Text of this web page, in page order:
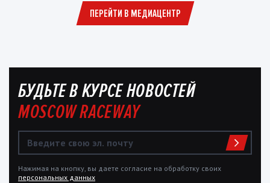
ПЕРЕЙТИ В МЕДИАЦЕНТР
БУДЬТЕ В КУРСЕ НОВОСТЕЙ
MOSCOW RACEWAY
Нажимая на кнопку, вы даете согласие на обработку своих
персональных данных